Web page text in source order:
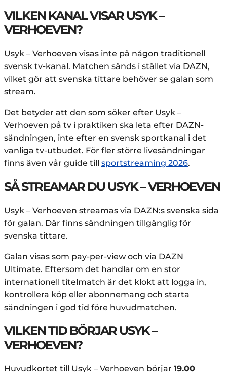
VILKEN KANAL VISAR USYK –
VERHOEVEN?
Usyk – Verhoeven visas inte på någon traditionell
svensk tv-kanal. Matchen sänds i stället via DAZN,
vilket gör att svenska tittare behöver se galan som
stream.
Det betyder att den som söker efter Usyk –
Verhoeven på tv i praktiken ska leta efter DAZN-
sändningen, inte efter en svensk sportkanal i det
vanliga tv-utbudet. För fler större livesändningar
finns även vår guide till sportstreaming 2026.
SÅ STREAMAR DU USYK – VERHOEVEN
Usyk – Verhoeven streamas via DAZN:s svenska sida
för galan. Där finns sändningen tillgänglig för
svenska tittare.
Galan visas som pay-per-view och via DAZN
Ultimate. Eftersom det handlar om en stor
internationell titelmatch är det klokt att logga in,
kontrollera köp eller abonnemang och starta
sändningen i god tid före huvudmatchen.
VILKEN TID BÖRJAR USYK –
VERHOEVEN?
Huvudkortet till Usyk – Verhoeven börjar 19.00